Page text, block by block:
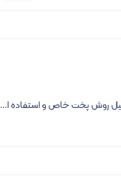
روش پخت خاص و استفاده ا...